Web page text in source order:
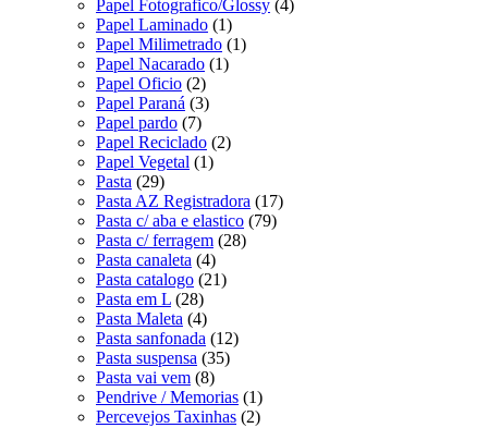
Papel Fotografico/Glossy (4)
Papel Laminado (1)
Papel Milimetrado (1)
Papel Nacarado (1)
Papel Oficio (2)
Papel Paraná (3)
Papel pardo (7)
Papel Reciclado (2)
Papel Vegetal (1)
Pasta (29)
Pasta AZ Registradora (17)
Pasta c/ aba e elastico (79)
Pasta c/ ferragem (28)
Pasta canaleta (4)
Pasta catalogo (21)
Pasta em L (28)
Pasta Maleta (4)
Pasta sanfonada (12)
Pasta suspensa (35)
Pasta vai vem (8)
Pendrive / Memorias (1)
Percevejos Taxinhas (2)